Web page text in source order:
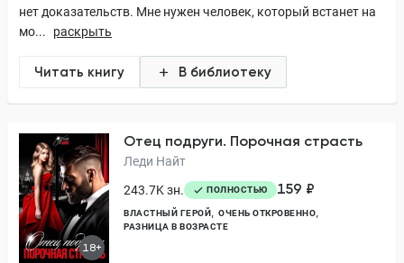
нет доказательств. Мне нужен человек, который встанет на
мо...
раскрыть
Читать книгу В библиотеку
18+
Отец подруги. Порочная страсть
Леди Найт
243.7K зн.
ПОЛНОСТЬЮ 159 ₽
ВЛАСТНЫЙ ГЕРОЙ
ОЧЕНЬ ОТКРОВЕННО
РАЗНИЦА В ВОЗРАСТЕ